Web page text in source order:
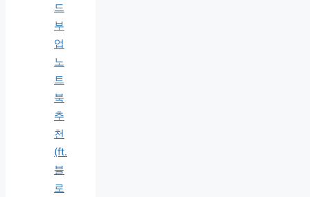
드
부
업
노
트
북
추
천
(ft.
블
로